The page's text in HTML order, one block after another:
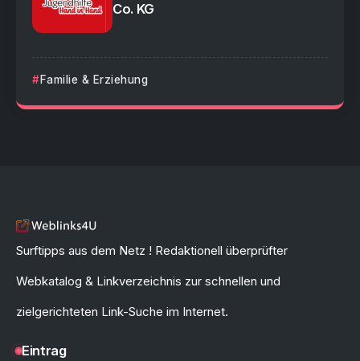
Co. KG
Familie & Erziehung
Surftipps aus dem Netz ! Redaktionell überprüfter
Webkatalog & Linkverzeichnis zur schnellen und
zielgerichteten Link-Suche im Internet.
Eintrag